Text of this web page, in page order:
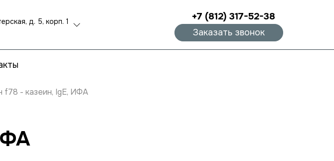
д. 5, корп. 1 +7 (812) 317-52-38
Заказать звонок
f78 - казеин, IgE, ИФА